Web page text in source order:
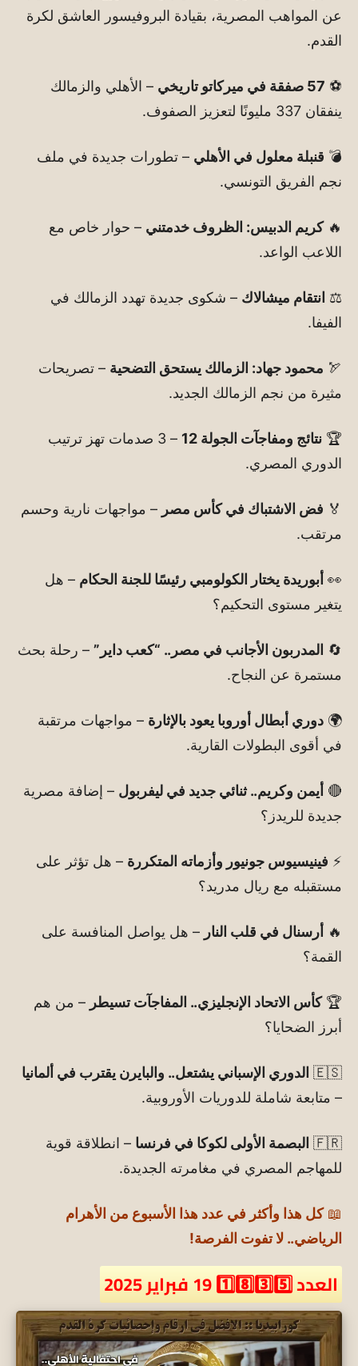
عن المواهب المصرية، بقيادة البروفيسور العاشق لكرة
القدم.
⚽ 57 صفقة في ميركاتو تاريخي
– الأهلي والزمالك
ينفقان 337 مليونًا لتعزيز الصفوف.
💣 قنبلة معلول في الأهلي – تطورات جديدة في ملف
نجم الفريق التونسي.
🔥كريم الدبيس: الظروف خدمتني – حوار خاص مع
اللاعب الواعد.
⚖️ انتقام ميشالاك – شكوى جديدة تهدد الزمالك في
الفيفا.
🏹 محمود جهاد: الزمالك يستحق التضحية – تصريحات
مثيرة من نجم الزمالك الجديد.
🏆 نتائج ومفاجآت الجولة 12
– 3 صدمات تهز ترتيب
الدوري المصري.
🏅 فض الاشتباك في كأس مصر – مواجهات نارية وحسم
مرتقب.
👀 أبوريدة يختار الكولومبي رئيسًا للجنة الحكام – هل
يتغير مستوى التحكيم؟
🔄 المدربون الأجانب في مصر.. “كعب داير” – رحلة بحث
مستمرة عن النجاح.
🌍 دوري أبطال أوروبا يعود بالإثارة – مواجهات مرتقبة
في أقوى البطولات القارية.
🔴 أيمن وكريم.. ثنائي جديد في ليفربول – إضافة مصرية
جديدة للريدز؟
⚡ فينيسيوس جونيور وأزماته المتكررة – هل تؤثر على
مستقبله مع ريال مدريد؟
🔥 أرسنال في قلب النار – هل يواصل المنافسة على
القمة؟
🏆كأس الاتحاد الإنجليزي.. المفاجآت تسيطر – من هم
أبرز الضحايا؟
🇪🇸 الدوري الإسباني يشتعل.. والبايرن يقترب في ألمانيا
– متابعة شاملة للدوريات الأوروبية.
🇫🇷 البصمة الأولى لكوكا في فرنسا – انطلاقة قوية
للمهاجم المصري في مغامرته الجديدة.
📖كل هذا وأكثر في عدد هذا الأسبوع من الأهرام
الرياضي.. لا تفوت الفرصة!
العدد 1️⃣8️⃣3️⃣5️⃣ 19 فبراير 2025